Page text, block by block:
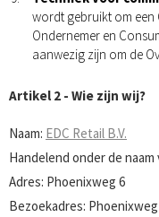
wordt gebruikt om een
Ondernemer en
aanwezig zijn om de
Artikel 2 - Wie zijn wij?
Naam: EDC Retail B.V.
Handelend onder de
Adres: Phoenixweg 6
Bezoekadres: